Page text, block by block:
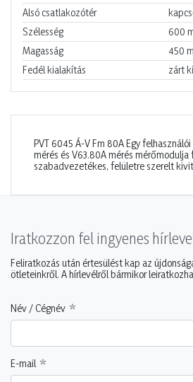
Alsó csatlakozótér
Szélesség
600
Magasság
450
Fedél kialakítás
zárt
PVT 6045 Á-V Fm 80A Egy
mérés és V63.80A mérés mérőmodulja
szabadvezetékes, felületre szerelt
Iratkozzon fel ingyenes
Feliratkozás után értesülést kap az
ötleteinkről. A hírlevélről bármikor
Név / Cégnév
E-mail